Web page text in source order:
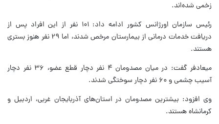
زخمی شده‌اند.
رئیس سازمان اورژانس کشور ادامه داد: ۱۰۱ نفر از این افراد پس از
دریافت خدمات درمانی از بیمارستان مرخص شدند، اما ۲۹ نفر هنوز بستری
هستند.
میعادفر گفت: در میان مصدومان ۴ نفر دچار قطع عضو، ۳۶ نفر دچار
آسیب چشمی و ۶۰ نفر دچار سوختگی شدند.
وی افزود: بیشترین مصدومان در استان‌های آذربایجان غربی، اردبیل و
کرمانشاه هستند.